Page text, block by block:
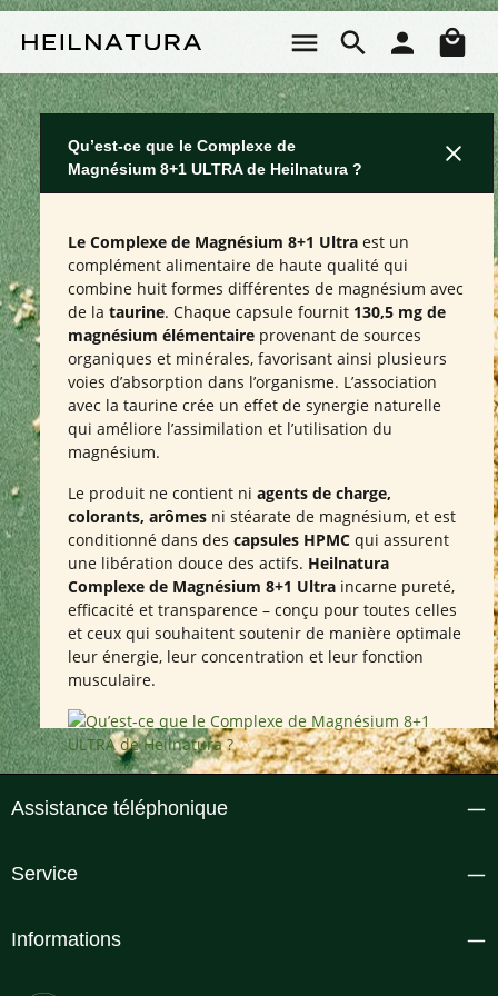
Qu’est-ce que le Complexe de
Magnésium 8+1 ULTRA de Heilnatura ?
Le Complexe de Magnésium 8+1 Ultra est un
complément alimentaire de haute qualité qui
combine huit formes différentes de magnésium avec
de la taurine. Chaque capsule fournit 130,5 mg de
magnésium élémentaire provenant de sources
organiques et minérales, favorisant ainsi plusieurs
voies d’absorption dans l’organisme. L’association
avec la taurine crée un effet de synergie naturelle
qui améliore l’assimilation et l’utilisation du
magnésium.
Le produit ne contient ni agents de charge,
colorants, arômes ni stéarate de magnésium, et est
conditionné dans des capsules HPMC qui assurent
une libération douce des actifs. Heilnatura
Complexe de Magnésium 8+1 Ultra incarne pureté,
efficacité et transparence – conçu pour toutes celles
et ceux qui souhaitent soutenir de manière optimale
leur énergie, leur concentration et leur fonction
musculaire.
Assistance téléphonique
Service
Informations